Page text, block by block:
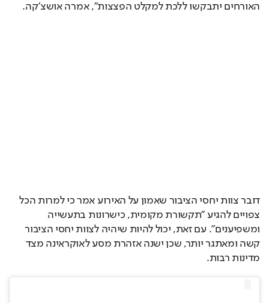
האורחים יתבקשו ללכת למקלט הפצצות", אמרה אושצ'קה.
דובר צוות יחסי הציבור שאמון על האירוע אמר כי למרות הכל
צפויים להגיע "תקשורת מקומית, כישרונות בתעשייה
ומשפיענים". עם זאת, יכול להיות שיהיה לצוות יחסי הציבור
קשה ומאתגר יותר, שכן ישנה אזהרת מסע לאוקראינה מצד
מדינות רבות.